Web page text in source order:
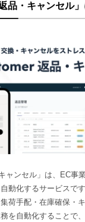
品・キャンセル
ャンセル」は、EC事
動化するサービスで
荷手配・在庫確保・
を自動化することで